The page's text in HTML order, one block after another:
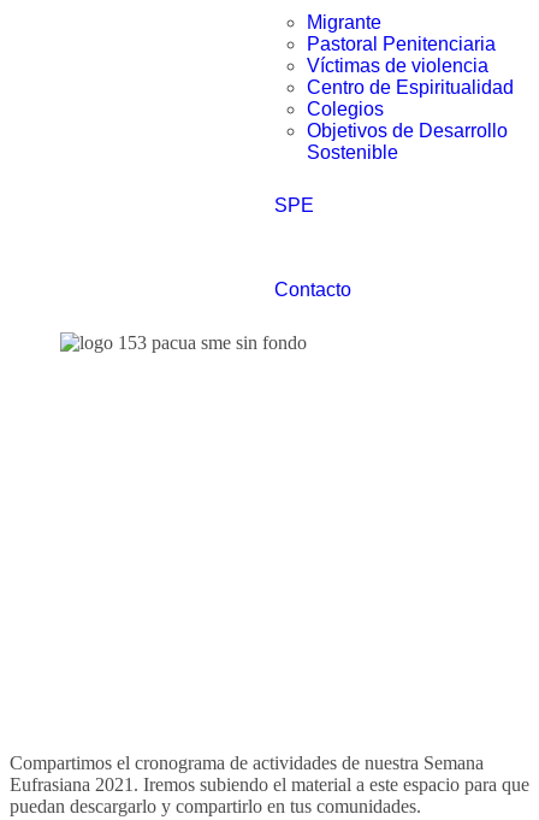
Migrante
Pastoral Penitenciaria
Víctimas de violencia
Centro de Espiritualidad
Colegios
Objetivos de Desarrollo
Sostenible
SPE
Contacto
Compartimos el cronograma de actividades de nuestra Semana
Eufrasiana 2021. Iremos subiendo el material a este espacio para que
puedan descargarlo y compartirlo en tus comunidades.